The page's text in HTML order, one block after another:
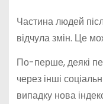
Частина людей
відчула змін. Це
По-перше, деякі
через інші
випадку нова